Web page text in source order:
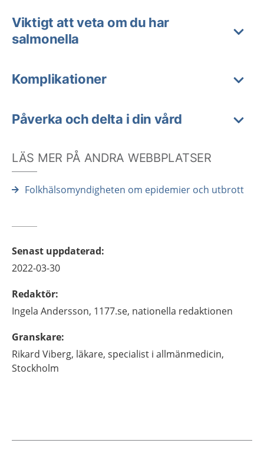
Viktigt att veta om du har
salmonella
Komplikationer
Påverka och delta i din vård
LÄS MER PÅ ANDRA WEBBPLATSER
Folkhälsomyndigheten om epidemier och utbrott
Senast uppdaterad:
2022-03-30
Redaktör:
Ingela Andersson, 1177.se, nationella redaktionen
Granskare:
Rikard Viberg, läkare, specialist i allmänmedicin,
Stockholm